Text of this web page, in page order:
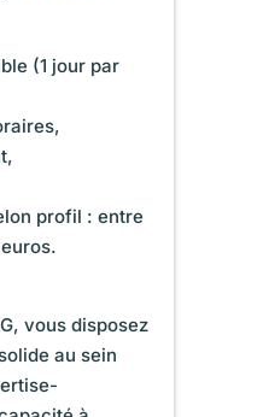
(1 jour par
profil : entre
vous disposez
au sein